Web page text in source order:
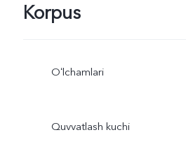
Korpus
Oʻlchamlari
Quvvatlash kuchi